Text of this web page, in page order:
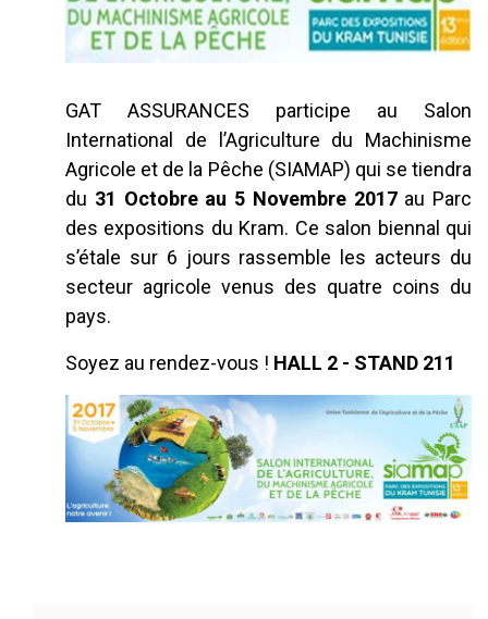
GAT ASSURANCES participe au Salon
International de l’Agriculture du Machinisme
Agricole et de la Pêche (SIAMAP) qui se tiendra
du 31 Octobre au 5 Novembre 2017au Parc
des expositions du Kram. Ce salon biennal qui
s’étale sur 6 jours rassemble les acteurs du
secteur agricole venus des quatre coins du
pays.
Soyez au rendez-vous ! HALL 2 - STAND 211